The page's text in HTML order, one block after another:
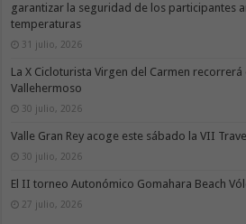
garantizar la seguridad de los participantes
temperaturas
31 julio, 2026
La X Cicloturista Virgen del Carmen
Vallehermoso
30 julio, 2026
Valle Gran Rey acoge este sábado la VII
30 julio, 2026
El II torneo Autonómico Gomahara Beach
27 julio, 2026